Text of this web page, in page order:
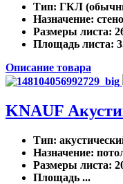
Тип: ГКЛ
Назначение:
Размеры листа:
Площадь листа:
Описание товара
KNAUF
Тип:
Назначение:
Размеры листа:
Площадь ...